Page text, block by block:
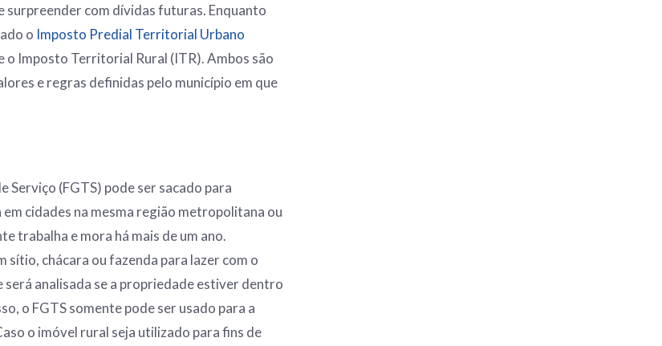
surpreender com dívidas futuras. Enquanto
o Imposto Predial Territorial Urbano
o Imposto Territorial Rural (ITR). Ambos são
e regras definidas pelo município em que
Serviço (FGTS) pode ser sacado para
cidades na mesma região metropolitana ou
trabalha e mora há mais de um ano.
chácara ou fazenda para lazer com o
será analisada se a propriedade estiver dentro
o FGTS somente pode ser usado para a
o imóvel rural seja utilizado para fins de